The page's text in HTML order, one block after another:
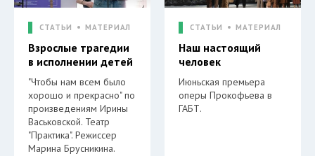
СТАТЬИ МАТЕРИАЛ
Взрослые трагедии
в исполнении детей
"Чтобы нам всем было
хорошо и прекрасно" по
произведениям Ирины
Васьковской. Театр
"Практика". Режиссер
Марина Брусникина.
СТАТЬИ МАТЕРИАЛ
Наш настоящий
человек
Июньская премьера
оперы Прокофьева в
ГАБТ.